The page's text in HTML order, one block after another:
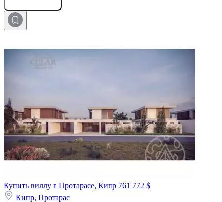
Купить виллу в Протарасе, Кипр 761 772 $
Кипр, Протарас